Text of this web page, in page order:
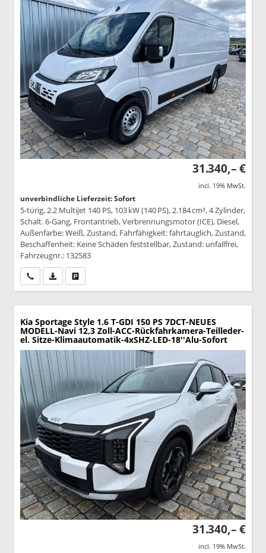
31.340,– €
incl. 19% MwSt.
unverbindliche Lieferzeit: Sofort
5-türig, 2.2 Multijet 140 PS, 103 kW (140 PS), 2.184 cm³, 4 Zylinder,
Schalt. 6-Gang, Frontantrieb, Verbrennungsmotor (ICE), Diesel,
Außenfarbe: Weiß, Zustand, Fahrfähigkeit: fahrtauglich, Zustand,
Beschaffenheit: Keine Schäden feststellbar, Zustand: unfallfrei,
Fahrzeugnr.: 132583
Wir rufen Sie anPDF-Datei, Fahrzeugexposé drucken
Kia Sportage Style 1.6 T-GDI 150 PS 7DCT-NEUES
MODELL-Navi 12,3 Zoll-ACC-Rückfahrkamera-Teilleder-
el. Sitze-Klimaautomatik-4xSHZ-LED-18''Alu-Sofort
31.340,– €
incl. 19% MwSt.